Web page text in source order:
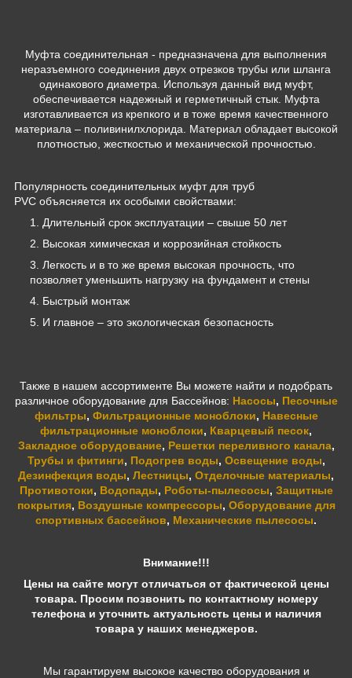
Муфта соединительная - предназначена для выполнения
неразъемного соединения двух отрезков трубы или шланга
одинакового диаметра. Используя данный вид муфт,
обеспечивается надежный и герметичный стык. Муфта
изготавливается из крепкого и в тоже время качественного
материала – поливинилхлорида. Материал обладает высокой
плотностью, жесткостью и механической прочностью.
Популярность соединительных муфт для труб
PVC объясняется их особыми свойствами:
Длительный срок эксплуатации – свыше 50 лет
Высокая химическая и коррозийная стойкость
Легкость и в то же время высокая прочность, что
позволяет уменьшить нагрузку на фундамент и стены
Быстрый монтаж
И главное – это экологическая безопасность
Также в нашем ассортименте Вы можете найти и подобрать
различное оборудование для Бассейнов: Насосы, Песочные
фильтры, Фильтрационные моноблоки, Навесные
фильтрационные моноблоки, Кварцевый песок,
Закладное оборудование, Решетки переливного канала,
Трубы и фитинги, Подогрев воды, Освещение воды,
Дезинфекция воды, Лестницы, Отделочные материалы,
Противотоки, Водопады, Роботы-пылесосы, Защитные
покрытия, Воздушные компрессоры, Оборудование для
спортивных бассейнов, Механические пылесосы.
Внимание!!!
Цены на сайте могут отличаться от фактической цены
товара. Просим позвонить по контактному номеру
телефона и уточнить актуальность цены и наличия
товара у наших менеджеров.
Мы гарантируем высокое качество оборудования и